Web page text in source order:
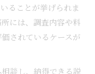
ることが挙げられま
には、調査内容や料
されているケースが
談し、納得できる説